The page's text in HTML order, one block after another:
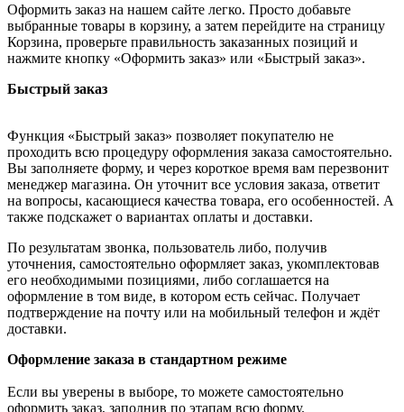
Оформить заказ на нашем сайте легко. Просто добавьте
выбранные товары в корзину, а затем перейдите на страницу
Корзина, проверьте правильность заказанных позиций и
нажмите кнопку «Оформить заказ» или «Быстрый заказ».
Быстрый заказ
Функция «Быстрый заказ» позволяет покупателю не
проходить всю процедуру оформления заказа самостоятельно.
Вы заполняете форму, и через короткое время вам перезвонит
менеджер магазина. Он уточнит все условия заказа, ответит
на вопросы, касающиеся качества товара, его особенностей. А
также подскажет о вариантах оплаты и доставки.
По результатам звонка, пользователь либо, получив
уточнения, самостоятельно оформляет заказ, укомплектовав
его необходимыми позициями, либо соглашается на
оформление в том виде, в котором есть сейчас. Получает
подтверждение на почту или на мобильный телефон и ждёт
доставки.
Оформление заказа в стандартном режиме
Если вы уверены в выборе, то можете самостоятельно
оформить заказ, заполнив по этапам всю форму.